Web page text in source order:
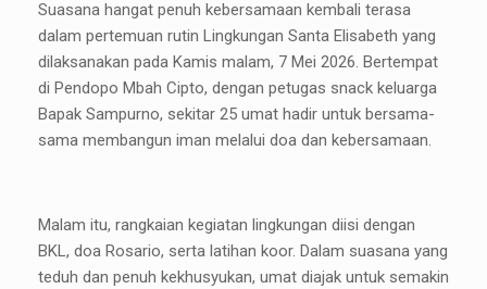
Suasana hangat penuh kebersamaan kembali terasa
dalam pertemuan rutin Lingkungan Santa Elisabeth yang
dilaksanakan pada Kamis malam, 7 Mei 2026. Bertempat
di Pendopo Mbah Cipto, dengan petugas snack keluarga
Bapak Sampurno, sekitar 25 umat hadir untuk bersama-
sama membangun iman melalui doa dan kebersamaan.
Malam itu, rangkaian kegiatan lingkungan diisi dengan
BKL, doa Rosario, serta latihan koor. Dalam suasana yang
teduh dan penuh kekhusyukan, umat diajak untuk semakin